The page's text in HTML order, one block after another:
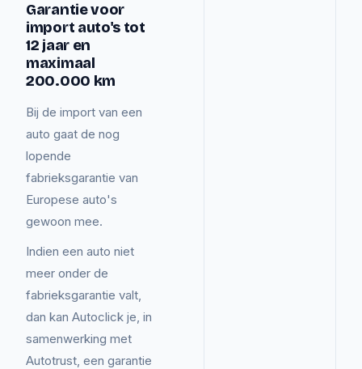
Garantie voor
import auto's tot
12 jaar en
maximaal
200.000 km
Bij de import van een
auto gaat de nog
lopende
fabrieksgarantie van
Europese auto's
gewoon mee.
Indien een auto niet
meer onder de
fabrieksgarantie valt,
dan kan Autoclick je, in
samenwerking met
Autotrust, een garantie